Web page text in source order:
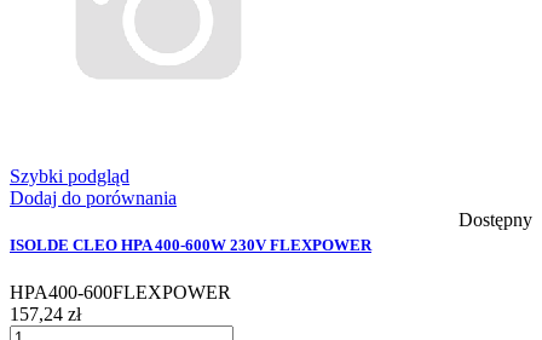
Szybki podgląd
Dodaj do porównania
Dostępny
ISOLDE CLEO HPA 400-600W 230V FLEXPOWER
HPA400-600FLEXPOWER
157,24 zł